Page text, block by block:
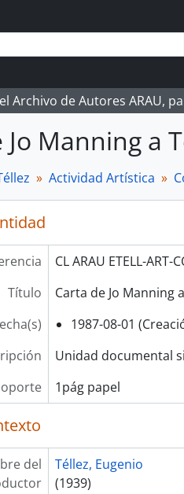
de Autores ARAU,
Jo Manning a
Actividad Artística
CL ARAU ETELL-ART-
Título
Carta de Jo Manning
1987-08-01
Unidad documental
1pág papel
del
Téllez, Eugenio
(1939)